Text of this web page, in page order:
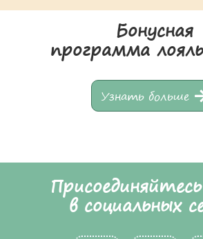
Бонусная
программа
Узнать больше
в социальных